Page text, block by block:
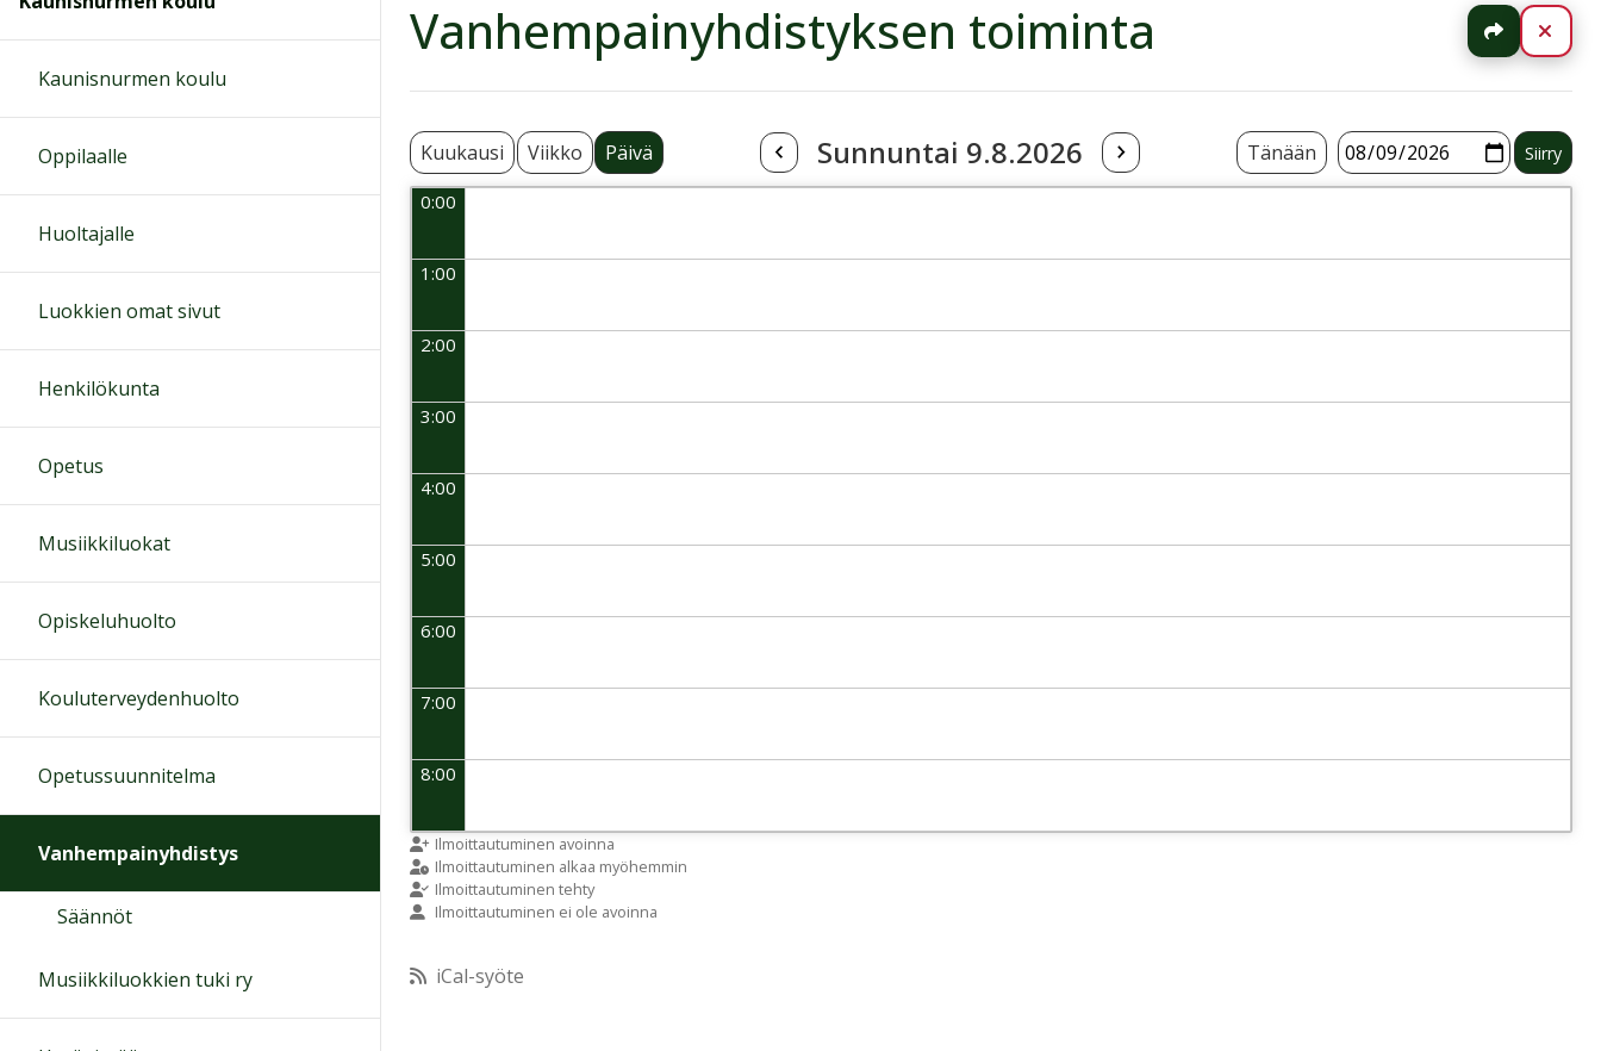
Vanhempainyhdistyksen toiminta Jaa
Kuukausi Viikko Päivä Sunnuntai 9.8.2026 Tänään
0:00
1:00
2:00
3:00
4:00
5:00
6:00
7:00
8:00
9:00
10:00
11:00
Ilmoittautuminen avoinna
Ilmoittautuminen alkaa myöhemmin
Ilmoittautuminen tehty
Ilmoittautuminen ei ole avoinna
iCal-syöte
Kaunisnurmen koulu
Oppilaalle
Huoltajalle
Luokkien omat sivut
Henkilökunta
Opetus
Musiikkiluokat
Opiskeluhuolto
Kouluterveydenhuolto
Opetussuunnitelma
Vanhempainyhdistys
Säännöt
Musiikkiluokkien tuki ry